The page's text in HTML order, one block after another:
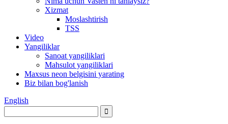
Xizmat
Moslashtirish
TSS
Video
Yangiliklar
Sanoat yangiliklari
Mahsulot yangiliklari
Maxsus neon belgisini yarating
Biz bilan bog'lanish
English